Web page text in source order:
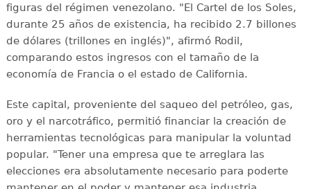
figuras del régimen venezolano. "El Cartel de los Soles,
durante 25 años de existencia, ha recibido 2.7 billones
de dólares (trillones en inglés)", afirmó Rodil,
comparando estos ingresos con el tamaño de la
economía de Francia o el estado de California.
Este capital, proveniente del saqueo del petróleo, gas,
oro y el narcotráfico, permitió financiar la creación de
herramientas tecnológicas para manipular la voluntad
popular. "Tener una empresa que te arreglara las
elecciones era absolutamente necesario para poderte